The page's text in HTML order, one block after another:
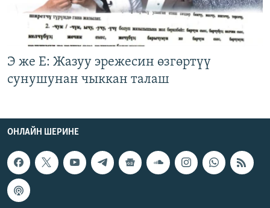
Э же Е: Жазуу эрежесин өзгөртүү
сунушунан чыккан талаш
ОНЛАЙН ШЕРИНЕ